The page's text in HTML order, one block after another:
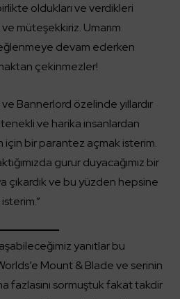
oldukları ve verdikleri
müteşekkiriz. Umarım
eğlenmeye devam ederken
çekinmezler!
ve Bannerlord özelinde yıllardır
ve harika insanlardan
için bir parantez açmak isterim.
gurur duyacağımız bir
ve bu yüzden hepsine
yanıtlar bu
Mount & Blade ve serinin
fazlasını sormuştuk fakat takdir